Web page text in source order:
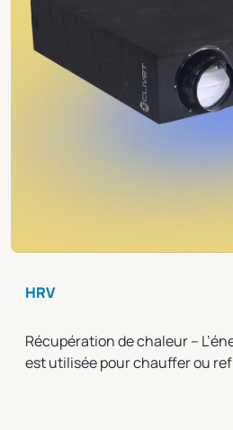
HRV
Récupération de chaleur –
est utilisée pour chauffer ou